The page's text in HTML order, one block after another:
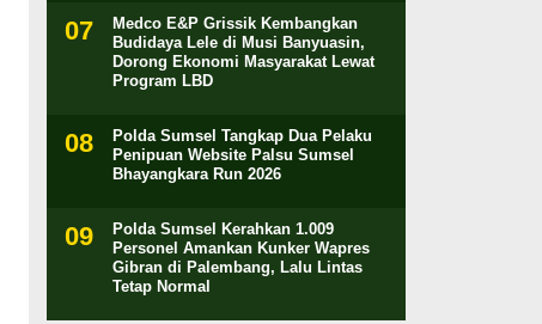
Medco E&P Grissik Kembangkan
Budidaya Lele di Musi Banyuasin,
Dorong Ekonomi Masyarakat Lewat
Program LBD
Polda Sumsel Tangkap Dua Pelaku
Penipuan Website Palsu Sumsel
Bhayangkara Run 2026
Polda Sumsel Kerahkan 1.009
Personel Amankan Kunker Wapres
Gibran di Palembang, Lalu Lintas
Tetap Normal